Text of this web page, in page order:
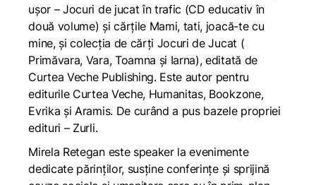
ușor – Jocuri de jucat în trafic (CD educativ în
două volume) și cărţile Mami, tati, joacă-te cu
mine, și colecția de cărți Jocuri de Jucat (
Primăvara, Vara, Toamna și Iarna), editată de
Curtea Veche Publishing. Este autor pentru
editurile Curtea Veche, Humanitas, Bookzone,
Evrika și Aramis. De curând a pus bazele propriei
edituri – Zurli.
Mirela Retegan este speaker la evenimente
dedicate părinţilor, susţine conferinţe și sprijină